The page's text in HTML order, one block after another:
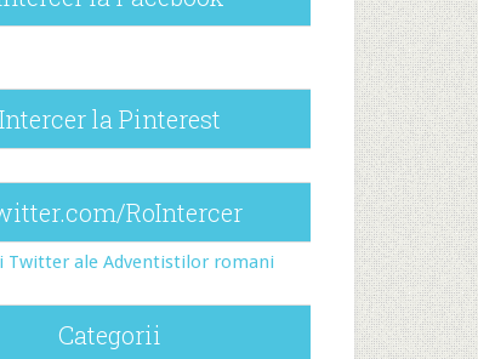
Intercer la Pinterest
RoIntercer
Twitter ale Adventistilor romani
Categorii